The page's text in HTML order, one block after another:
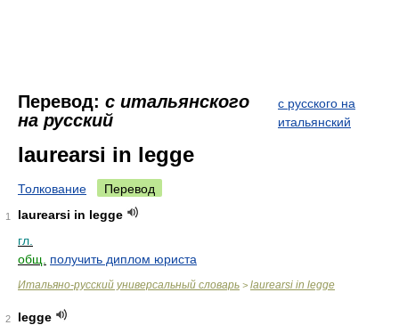
Перевод: с итальянского
на русский
с русского на
итальянский
laurearsi in legge
Толкование Перевод
1
laurearsi in legge
гл.
общ.
получить диплом юриста
Итальяно-русский универсальный словарь > laurearsi in legge
2
legge